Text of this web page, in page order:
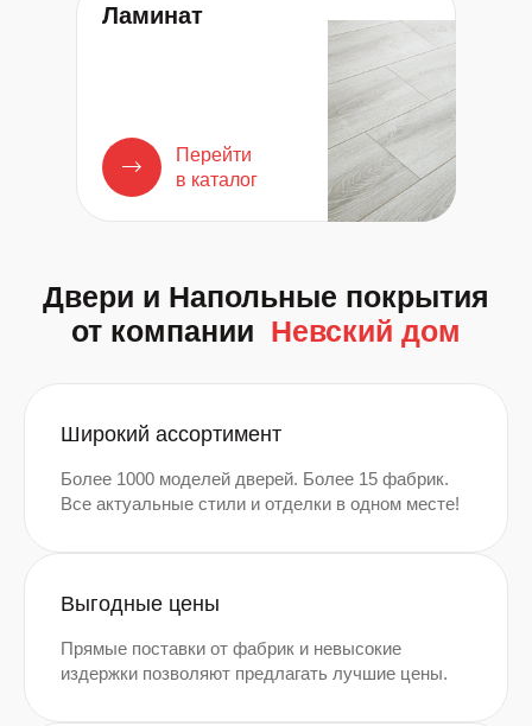
Перейти
в каталог
Ламинат
Двери и Напольные покрытия
от компании Невский дом
Широкий ассортимент
Более 1000 моделей дверей. Более 15 фабрик.
Все актуальные стили и отделки в одном месте!
Выгодные цены
Прямые поставки от фабрик и невысокие
издержки позволяют предлагать лучшие цены.